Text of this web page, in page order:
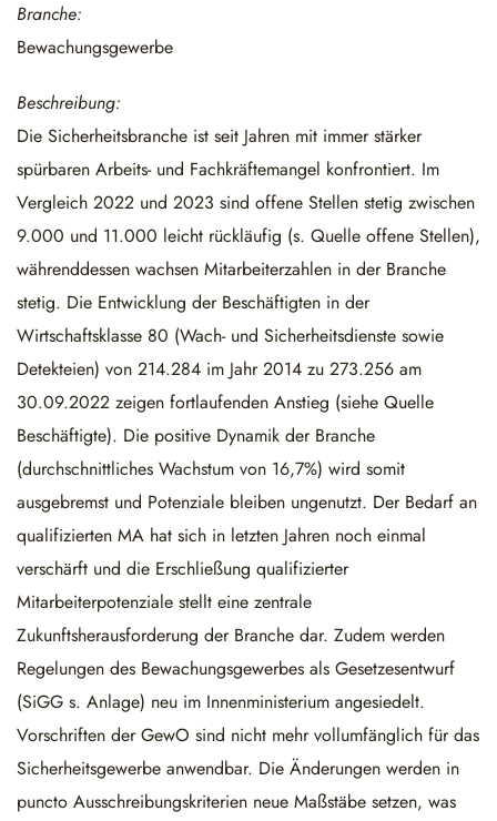
Branche:
Bewachungsgewerbe
Beschreibung:
Die Sicherheitsbranche ist seit Jahren mit immer stärker
spürbaren Arbeits- und Fachkräftemangel konfrontiert. Im
Vergleich 2022 und 2023 sind offene Stellen stetig zwischen
9.000 und 11.000 leicht rückläufig (s. Quelle offene Stellen),
währenddessen wachsen Mitarbeiterzahlen in der Branche
stetig. Die Entwicklung der Beschäftigten in der
Wirtschaftsklasse 80 (Wach- und Sicherheitsdienste sowie
Detekteien) von 214.284 im Jahr 2014 zu 273.256 am
30.09.2022 zeigen fortlaufenden Anstieg (siehe Quelle
Beschäftigte). Die positive Dynamik der Branche
(durchschnittliches Wachstum von 16,7%) wird somit
ausgebremst und Potenziale bleiben ungenutzt. Der Bedarf an
qualifizierten MA hat sich in letzten Jahren noch einmal
verschärft und die Erschließung qualifizierter
Mitarbeiterpotenziale stellt eine zentrale
Zukunftsherausforderung der Branche dar. Zudem werden
Regelungen des Bewachungsgewerbes als Gesetzesentwurf
(SiGG s. Anlage) neu im Innenministerium angesiedelt.
Vorschriften der GewO sind nicht mehr vollumfänglich für das
Sicherheitsgewerbe anwendbar. Die Änderungen werden in
puncto Ausschreibungskriterien neue Maßstäbe setzen, was